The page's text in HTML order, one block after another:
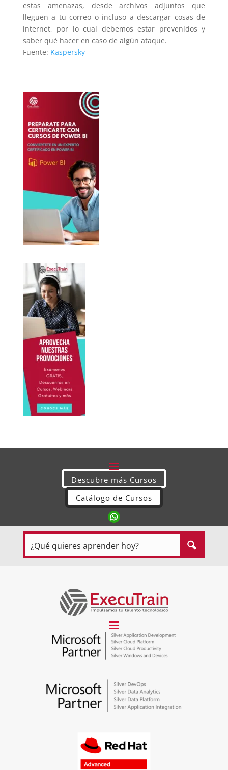
estas amenazas, desde archivos adjuntos que
lleguen a tu correo o incluso a descargar cosas de
internet, por lo cual debemos estar prevenidos y
saber qué hacer en caso de algún ataque.
Fuente: Kaspersky
Descubre más Cursos
Catálogo de Cursos